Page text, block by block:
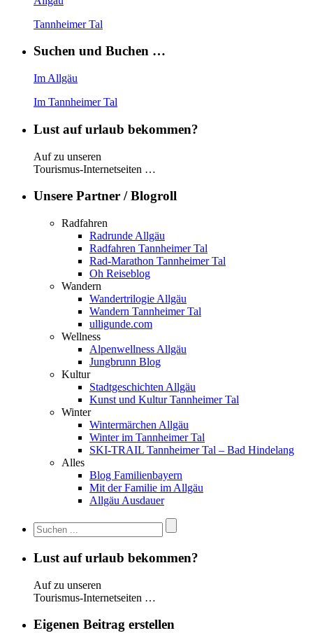
Tannheimer Tal
Suchen und Buchen …
Im Allgäu
Im Tannheimer Tal
Lust auf urlaub bekommen?
Auf zu unseren
Tourismus-Internetseiten …
Unsere Partner / Blogroll
Radfahren
Radrunde Allgäu
Radfahren Tannheimer Tal
Rad-Marathon Tannheimer Tal
Oh Reiseblog
Wandern
Wandertrilogie Allgäu
Wandern Tannheimer Tal
ulligunde.com
Wellness
Alpenwellness Allgäu
Jungbrunn Blog
Kultur
Stadtgeschichten Allgäu
Kunst und Kultur Tannheimer Tal
Winter
Wintermärchen Allgäu
Winter im Tannheimer Tal
SKI-TRAIL Tannheimer Tal – Bad Hindelang
Alles
Blog Familienbayern
Mit der Familie im Allgäu
Allgäu Ausdauer
Lust auf urlaub bekommen?
Auf zu unseren
Tourismus-Internetseiten …
Eigenen Beitrag erstellen